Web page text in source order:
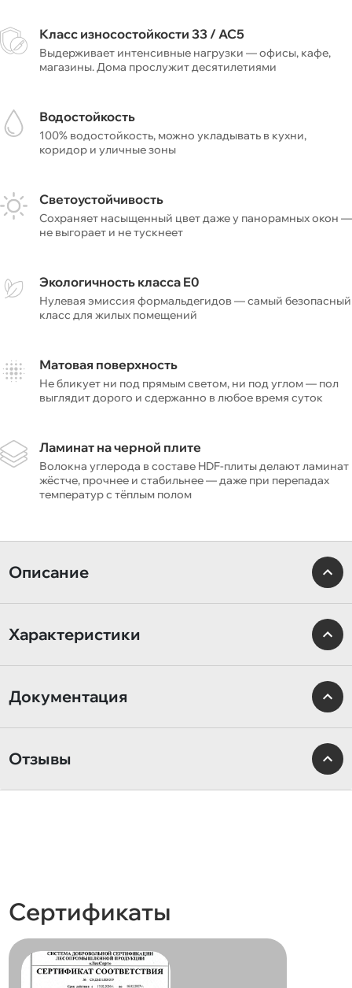
Класс износостойкости 33 / AC5
Выдерживает интенсивные нагрузки — офисы, кафе,
магазины. Дома прослужит десятилетиями
Водостойкость
100% водостойкость, можно укладывать в кухни,
коридор и уличные зоны
Светоустойчивость
Сохраняет насыщенный цвет даже у панорамных окон —
не выгорает и не тускнеет
Экологичность класса E0
Нулевая эмиссия формальдегидов — самый безопасный
класс для жилых помещений
Матовая поверхность
Не бликует ни под прямым светом, ни под углом — пол
выглядит дорого и сдержанно в любое время суток
Ламинат на черной плите
Волокна углерода в составе HDF-плиты делают ламинат
жёстче, прочнее и стабильнее — даже при перепадах
температур с тёплым полом
Описание
Характеристики
Документация
Отзывы
Сертификаты